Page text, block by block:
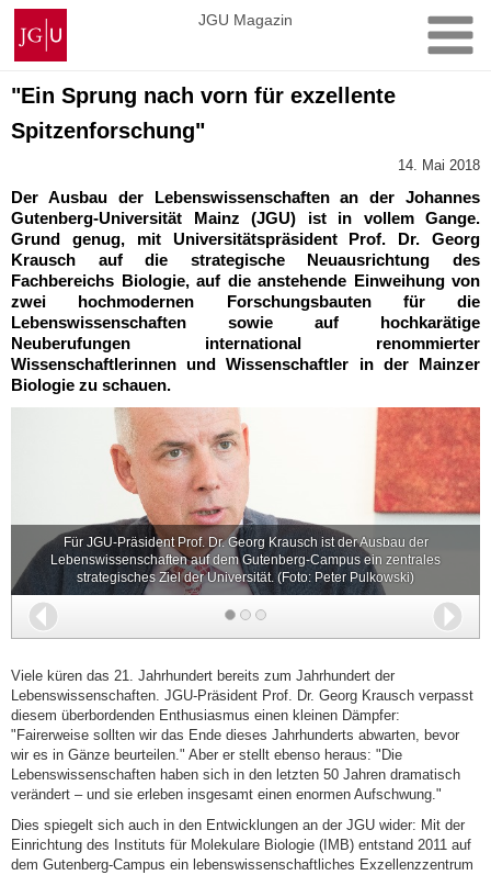
Zum
Inhalt
springen
Johannes
Gutenberg-
Universität
Mainz
JGU Magazin
"Ein Sprung nach vorn für exzellente
Spitzenforschung"
14. Mai 2018
Der Ausbau der Lebenswissenschaften an der Johannes
Gutenberg-Universität Mainz (JGU) ist in vollem Gange.
Grund genug, mit Universitätspräsident Prof. Dr. Georg
Krausch auf die strategische Neuausrichtung des
Fachbereichs Biologie, auf die anstehende Einweihung von
zwei hochmodernen Forschungsbauten für die
Lebenswissenschaften sowie auf hochkarätige
Neuberufungen international renommierter
Wissenschaftlerinnen und Wissenschaftler in der Mainzer
Biologie zu schauen.
Für JGU-Präsident Prof. Dr. Georg Krausch ist der Ausbau der
Lebenswissenschaften auf dem Gutenberg-Campus ein zentrales
strategisches Ziel der Universität. (Foto: Peter Pulkowski)
Zurück
Viele küren das 21. Jahrhundert bereits zum Jahrhundert der
Lebenswissenschaften. JGU-Präsident Prof. Dr. Georg Krausch verpasst
diesem überbordenden Enthusiasmus einen kleinen Dämpfer:
"Fairerweise sollten wir das Ende dieses Jahrhunderts abwarten, bevor
wir es in Gänze beurteilen." Aber er stellt ebenso heraus: "Die
Lebenswissenschaften haben sich in den letzten 50 Jahren dramatisch
verändert – und sie erleben insgesamt einen enormen Aufschwung."
Dies spiegelt sich auch in den Entwicklungen an der JGU wider: Mit der
Einrichtung des Instituts für Molekulare Biologie (IMB) entstand 2011 auf
dem Gutenberg-Campus ein lebenswissenschaftliches Exzellenzzentrum